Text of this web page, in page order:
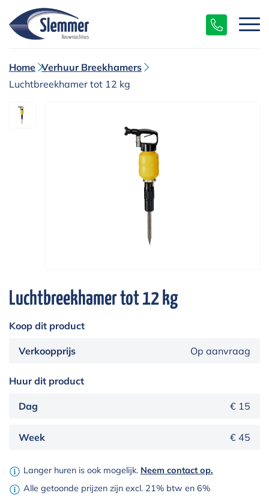
Home Verhuur Breekhamers
Luchtbreekhamer tot 12 kg
Luchtbreekhamer tot 12 kg
Koop dit product
Verkoopprijs Op aanvraag
Huur dit product
Dag € 15
Week € 45
Langer huren is ook mogelijk. Neem contact op.
Alle getoonde prijzen zijn excl. 21% btw en 6%